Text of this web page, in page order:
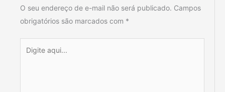
O seu endereço de e-mail não será publicado. Campos
obrigatórios são marcados com *
aqui...